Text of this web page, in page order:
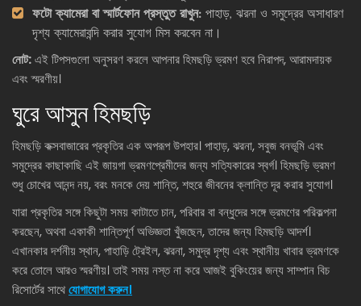
ফটো ক্যামেরা বা স্মার্টফোন প্রস্তুত রাখুন: পাহাড়, ঝরনা ও সমুদ্রের অসাধারণ
দৃশ্য ক্যামেরাবন্দি করার সুযোগ মিস করবেন না।
নোট:এই টিপসগুলো অনুসরণ করলে আপনার হিমছড়ি ভ্রমণ হবে নিরাপদ, আরামদায়ক
এবং স্মরণীয়।
ঘুরে আসুন হিমছড়ি
হিমছড়ি কক্সবাজারের প্রকৃতির এক অপরূপ উপহার। পাহাড়, ঝরনা, সবুজ বনভূমি এবং
সমুদ্রের কাছাকাছি এই জায়গা ভ্রমণপ্রেমীদের জন্য সত্যিকারের স্বর্গ। হিমছড়ি ভ্রমণ
শুধু চোখের আনন্দ নয়, বরং মনকে দেয় শান্তি, শহুরে জীবনের ক্লান্তি দূর করার সুযোগ।
যারা প্রকৃতির সঙ্গে কিছুটা সময় কাটাতে চান, পরিবার বা বন্ধুদের সঙ্গে ভ্রমণের পরিকল্পনা
করছেন, অথবা একাকী শান্তিপূর্ণ অভিজ্ঞতা খুঁজছেন, তাদের জন্য হিমছড়ি আদর্শ।
এখানকার দর্শনীয় স্থান, পাহাড়ি ট্রেইল, ঝরনা, সমুদ্র দৃশ্য এবং স্থানীয় খাবার ভ্রমণকে
করে তোলে আরও স্মরণীয়। তাই সময় নস্ত না করে আজই বুকিংয়ের জন্য সাম্পান বিচ
রিসোর্টের সাথেযোগাযোগ করুন।